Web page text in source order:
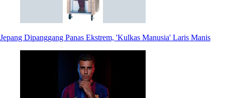
Jepang Dipanggang Panas Ekstrem, 'Kulkas Manusia' Laris Manis